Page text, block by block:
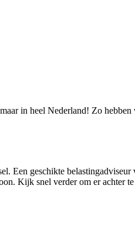
in heel Nederland! Zo
Een geschikte
Kijk snel verder om er achter